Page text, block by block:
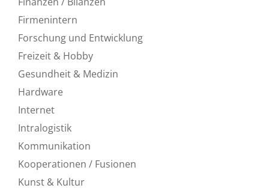
Firmenintern
Forschung und Entwicklung
Freizeit & Hobby
Gesundheit & Medizin
Hardware
Internet
Intralogistik
Kommunikation
Kooperationen / Fusionen
Kunst & Kultur